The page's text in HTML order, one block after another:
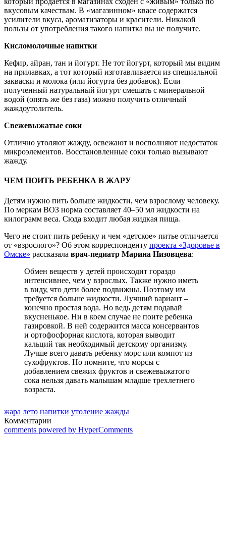
вкусовым качествам. В «магазинном» квасе содержатся
усилители вкуса, ароматизаторы и красители. Никакой
пользы от употребления такого напитка вы не получите.
Кисломолочные напитки
Кефир, айран, тан и йогурт. Не тот йогурт, который мы видим
на прилавках, а тот который изготавливается из специальной
закваски и молока (или йогурта без добавок). Если
полученный натуральный йогурт смешать с минеральной
водой (опять же без газа) можно получить отличный
жаждоутолитель.
Свежевыжатые соки
Отлично утоляют жажду, освежают и восполняют недостаток
микроэлементов. Восстановленные соки только вызывают
жажду.
ЧЕМ ПОИТЬ РЕБЕНКА В ЖАРУ
Детям нужно пить больше жидкости, чем взрослому человеку.
По меркам ВОЗ норма составляет 40–50 мл жидкости на
килограмм веса. Сюда входит любая жидкая пища.
Чего не стоит пить ребенку и чем «детское» питье отличается
от «взрослого»? Об этом корреспонденту проекта «Здоровье в
Омске» рассказала врач-педиатр Марина Низовцева:
Обмен веществ у детей происходит гораздо
интенсивнее, чем у взрослых. Также нужно иметь
в виду, что дети более подвижны. Поэтому им
требуется больше жидкости. Лучший вариант –
конечно простая вода. Но ведь детям подавай
вкусненькое. Ни в коем случае не поите ребенка
газировкой. В ней содержится масса консервантов
и ортофосфорная кислота, которая выводит
кальций так необходимый детскому организму.
Лучше всего давать ребенку морс или компот из
сухофруктов. Но помните, что морсы с
добавлением свежих фруктов и свежевыжатого
сока нельзя давать малышам младше трехлетнего
возраста.
жара лето напитки утоление жажды
Комментарии
comments powered by HyperComments